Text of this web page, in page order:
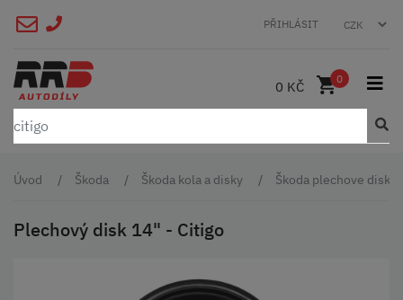
PŘIHLÁSIT
0 KČ 0
Úvod Škoda Škoda kola a disky Škoda plechove disky
Plechový disk 14" - Citigo